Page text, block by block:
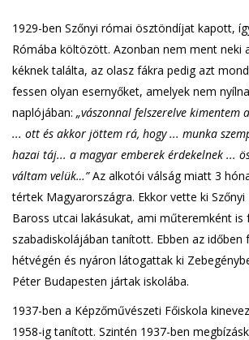
1929-ben Szőnyi római ösztöndíjat kapott,
Rómába költözött. Azonban nem ment neki
kéknek találta, az olasz fákra pedig azt
fessen olyan esernyőket, amelyek nem
naplójában: „vászonnal felszerelve kimentem
... ott és akkor jöttem rá, hogy ... munka
hazai táj... a magyar emberek érdekelnek ...
váltam velük…”Az alkotói válság miatt 3
tértek Magyarországra. Ekkor vette ki Szőnyi
Baross utcai lakásukat, ami műteremként is
szabadiskolájában tanított. Ebben az időben
hétvégén és nyáron látogattak ki
Péter Budapesten jártak iskolába.
1937-ben a Képzőművészeti Főiskola
1958-ig tanított. Szintén 1937-ben